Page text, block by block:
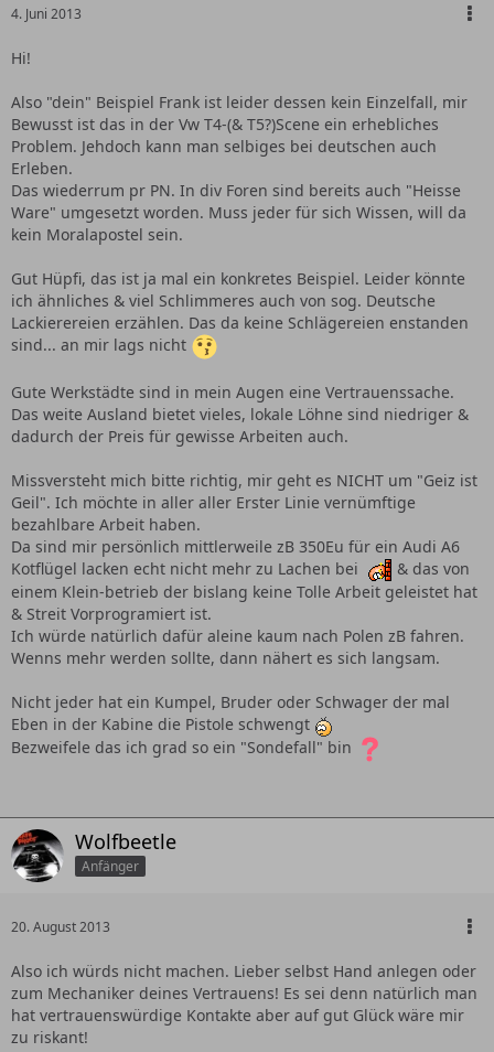
4. Juni 2013
Hi!
Also "dein" Beispiel Frank ist leider dessen kein Einzelfall, mir
Bewusst ist das in der Vw T4-(& T5?)Scene ein erhebliches
Problem. Jehdoch kann man selbiges bei deutschen auch
Erleben.
Das wiederrum pr PN. In div Foren sind bereits auch "Heisse
Ware" umgesetzt worden. Muss jeder für sich Wissen, will da
kein Moralapostel sein.
Gut Hüpfi, das ist ja mal ein konkretes Beispiel. Leider könnte
ich ähnliches & viel Schlimmeres auch von sog. Deutsche
Lackierereien erzählen. Das da keine Schlägereien enstanden
sind... an mir lags nicht
Gute Werkstädte sind in mein Augen eine Vertrauenssache.
Das weite Ausland bietet vieles, lokale Löhne sind niedriger &
dadurch der Preis für gewisse Arbeiten auch.
Missversteht mich bitte richtig, mir geht es NICHT um "Geiz ist
Geil". Ich möchte in aller aller Erster Linie vernümftige
bezahlbare Arbeit haben.
Da sind mir persönlich mittlerweile zB 350Eu für ein Audi A6
Kotflügel lacken echt nicht mehr zu Lachen bei
& das von
einem Klein-betrieb der bislang keine Tolle Arbeit geleistet hat
& Streit Vorprogramiert ist.
Ich würde natürlich dafür aleine kaum nach Polen zB fahren.
Wenns mehr werden sollte, dann nähert es sich langsam.
Nicht jeder hat ein Kumpel, Bruder oder Schwager der mal
Eben in der Kabine die Pistole schwengt
Bezweifele das ich grad so ein "Sondefall" bin
Wolfbeetle
Anfänger
20. August 2013
Also ich würds nicht machen. Lieber selbst Hand anlegen oder
zum Mechaniker deines Vertrauens! Es sei denn natürlich man
hat vertrauenswürdige Kontakte aber auf gut Glück wäre mir
zu riskant!